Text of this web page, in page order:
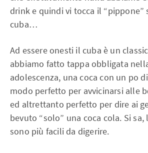
drink e quindi vi tocca il “pippone”
cuba…
Ad essere onesti il cuba è un
abbiamo fatto tappa obbligata
adolescenza, una coca con un po
modo perfetto per avvicinarsi alle
ed altrettanto perfetto per dire ai
bevuto “solo” una coca cola. Si sa,
sono più facili da digerire.